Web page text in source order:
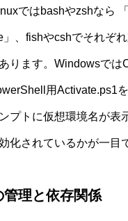
ではbashやzshなら
、fishやcshでそれぞ
ります。Windowsでは
用Activate.ps1を
プトに仮想環境名が表
化されているかが一目
理と依存関係